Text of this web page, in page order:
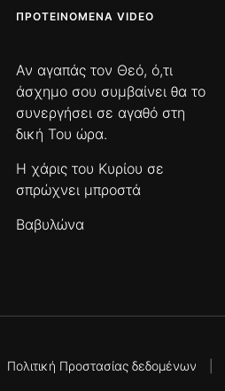
ΠΡΟΤΕΙΝΌΜΕΝΑ VIDEO
Αν αγαπάς τον Θεό, ό,τι
άσχημο σου συμβαίνει θα το
συνεργήσει σε αγαθό στη
δική Του ώρα.
Η χάρις του Κυρίου σε
σπρώχνει μπροστά
Βαβυλώνα
Πολιτική Προστασίας δεδομένων